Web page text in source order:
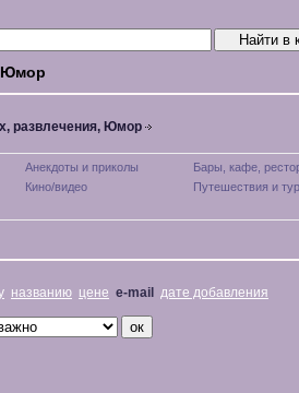
Юмор
развлечения, Юмор
Анекдоты и приколы
Бары, кафе,
Кино/видео
Путешествия и
названию цене e-mail дате добавления